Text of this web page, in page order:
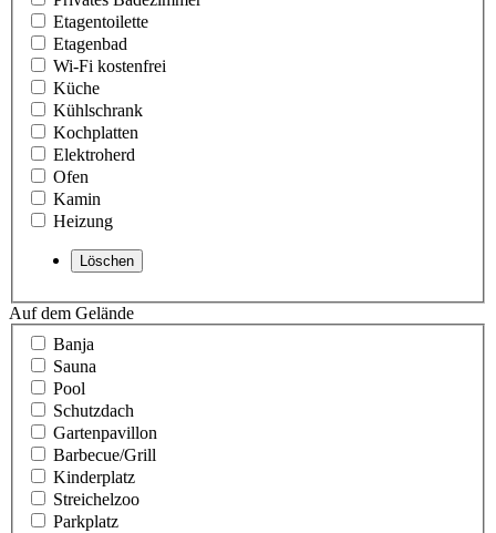
Etagentoilette
Etagenbad
Wi-Fi kostenfrei
Küche
Kühlschrank
Kochplatten
Elektroherd
Ofen
Kamin
Heizung
Auf dem Gelände
Banja
Sauna
Pool
Schutzdach
Gartenpavillon
Barbecue/Grill
Kinderplatz
Streichelzoo
Parkplatz